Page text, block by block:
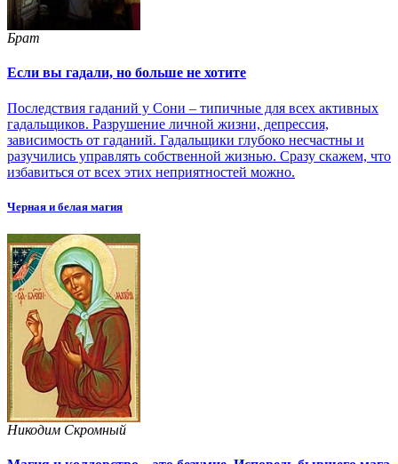
Брат
Если вы гадали, но больше не хотите
Последствия гаданий у Сони – типичные для всех активных
гадальщиков. Разрушение личной жизни, депрессия,
зависимость от гаданий. Гадальщики глубоко несчастны и
разучились управлять собственной жизнью. Сразу скажем, что
избавиться от всех этих неприятностей можно.
Черная и белая магия
Никодим Скромный